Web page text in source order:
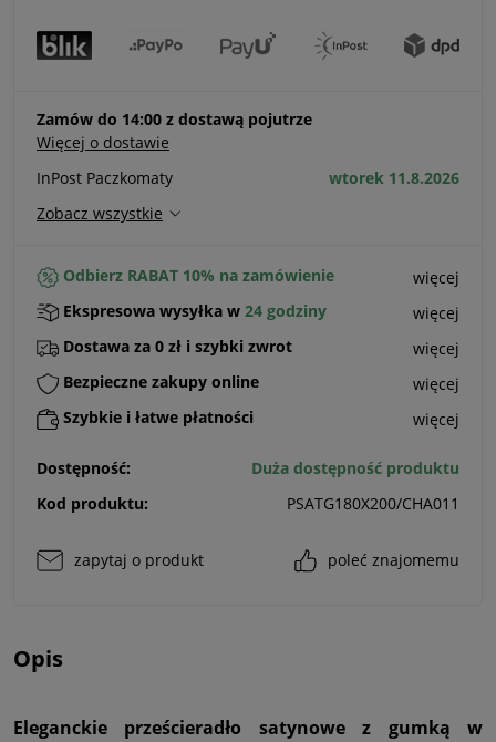
Zamów do 14:00 z dostawą pojutrze
Więcej o dostawie
InPost Paczkomaty
wtorek 11.8.2026
Zobacz wszystkie
Odbierz RABAT 10% na zamówienie
więcej
Ekspresowa wysyłka w 24 godziny
więcej
Dostawa za 0 zł i szybki zwrot
więcej
Bezpieczne zakupy online
więcej
Szybkie i łatwe płatności
więcej
Dostępność:
Duża dostępność produktu
Kod produktu:
PSATG180X200/CHA011
zapytaj o produkt poleć znajomemu
Opis
Eleganckie prześcieradło satynowe z gumką w